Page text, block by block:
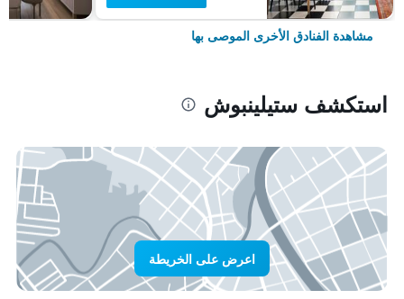
مشاهدة الفنادق الأخرى الموصى بها
استكشف ستيلينبوش
اعرض على الخريطة